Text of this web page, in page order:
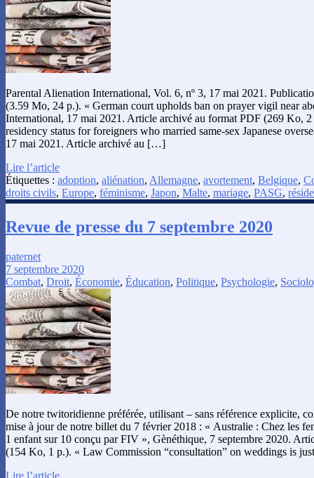
Parental Alienation International, Vol. 6, nº 3, 17 mai 2021.
(3.59 Mo, 24 p.). « German court upholds ban on prayer vigil near
International, 17 mai 2021. Article archivé au format PDF (269 Ko, 2
residency status for foreigners who married same-sex Japanese
17 mai 2021. Article archivé au […]
Lire l’article
Étiquettes : adoption, aliénation, Allemagne, avortement, Belgique,
droits civils, Europe, féminisme, Japon, Malte, mariage, PASG,
Revue de presse du 7 septembre 2020
paternet
7 septembre 2020
Combat, Droit, Économie, Éducation, Politique, Psychologie,
De notre twitoridienne préférée, utilisant – sans référence explicite,
mise à jour de notre billet du 7 février 2018 : « Australie : Chez les
1 enfant sur 10 conçu par FIV », Gènéthique, 7 septembre 2020.
(154 Ko, 1 p.). « Law Commission “consultation” on weddings is
Lire l’article